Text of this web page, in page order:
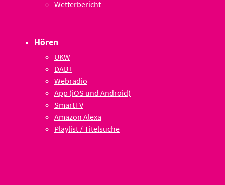
Wetterbericht
Hören
UKW
DAB+
Webradio
App (iOS und Android)
SmartTV
Amazon Alexa
Playlist / Titelsuche